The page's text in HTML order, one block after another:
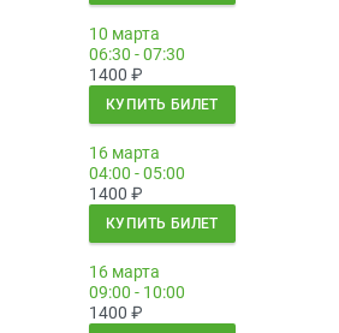
10 марта
06:30 - 07:30
1400 ₽
КУПИТЬ БИЛЕТ
16 марта
04:00 - 05:00
1400 ₽
КУПИТЬ БИЛЕТ
16 марта
09:00 - 10:00
1400 ₽